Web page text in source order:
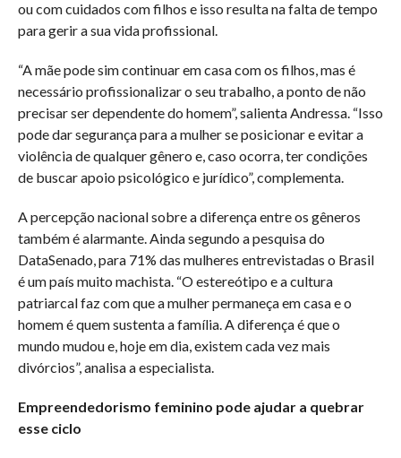
ou com cuidados com filhos e isso resulta na falta de tempo
para gerir a sua vida profissional.
“A mãe pode sim continuar em casa com os filhos, mas é
necessário profissionalizar o seu trabalho, a ponto de não
precisar ser dependente do homem”, salienta Andressa. “Isso
pode dar segurança para a mulher se posicionar e evitar a
violência de qualquer gênero e, caso ocorra, ter condições
de buscar apoio psicológico e jurídico”, complementa.
A percepção nacional sobre a diferença entre os gêneros
também é alarmante. Ainda segundo a pesquisa do
DataSenado, para 71% das mulheres entrevistadas o Brasil
é um país muito machista. “O estereótipo e a cultura
patriarcal faz com que a mulher permaneça em casa e o
homem é quem sustenta a família. A diferença é que o
mundo mudou e, hoje em dia, existem cada vez mais
divórcios”, analisa a especialista.
Empreendedorismo feminino pode ajudar a quebrar
esse ciclo